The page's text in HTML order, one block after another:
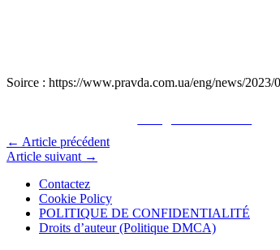
Soirce : https://www.pravda.com.ua/eng/news/2023/
← Article précédent
Article suivant →
Contactez
Cookie Policy
POLITIQUE DE CONFIDENTIALITÉ
Droits d’auteur (Politique DMCA)